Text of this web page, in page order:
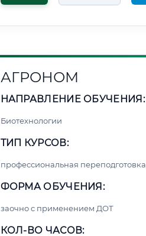
АГРОНОМ
НАПРАВЛЕНИЕ ОБУЧЕНИЯ:
Биотехнологии
ТИП КУРСОВ:
профессиональная переподготовка
ФОРМА ОБУЧЕНИЯ:
заочно с применением ДОТ
КОЛ-ВО ЧАСОВ: